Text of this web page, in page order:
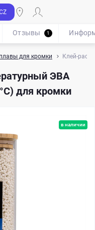
для кромки Клей-
ЭВА
для кромки
Отзывы 1
в наличии